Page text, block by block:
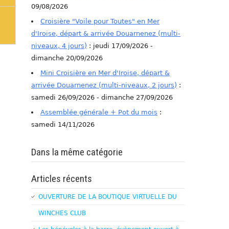
09/08/2026
Croisière "Voile pour Toutes" en Mer
d'Iroise, départ & arrivée Douarnenez (multi-
niveaux, 4 jours) : jeudi 17/09/2026 -
dimanche 20/09/2026
Mini Croisière en Mer d'Iroise, départ &
arrivée Douarnenez (multi-niveaux, 2 jours) :
samedi 26/09/2026 - dimanche 27/09/2026
Assemblée générale + Pot du mois :
samedi 14/11/2026
Dans la même catégorie
Articles récents
OUVERTURE DE LA BOUTIQUE VIRTUELLE DU
WINCHES CLUB